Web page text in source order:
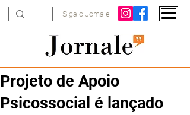
Siga o Jornale
Projeto de Apoio
Psicossocial é lançado